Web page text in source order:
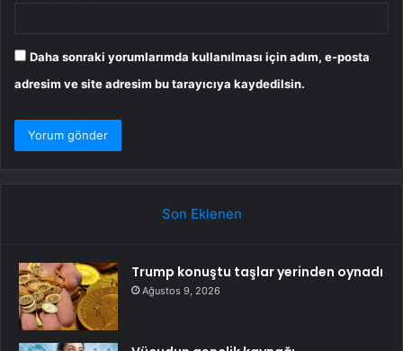
Daha sonraki yorumlarımda kullanılması için adım, e-posta
adresim ve site adresim bu tarayıcıya kaydedilsin.
Son Eklenen
Trump konuştu taşlar yerinden oynadı
Ağustos 9, 2026